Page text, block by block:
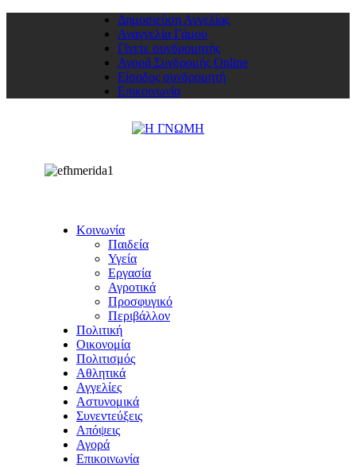
Δημοσιεύση Αγγελίας
Αναγγελία Γάμου
Γίνετε συνδρομητής
Αγορά Συνδρομής Online
Είσοδος συνδρομητή
Επικοινωνία
Κοινωνία
Παιδεία
Υγεία
Εργασία
Αγροτικά
Προσφυγικό
Περιβάλλον
Πολιτική
Οικονομία
Πολιτισμός
Αθλητικά
Αγγελίες
Αστυνομικά
Συνεντεύξεις
Απόψεις
Αγορά
Επικοινωνία